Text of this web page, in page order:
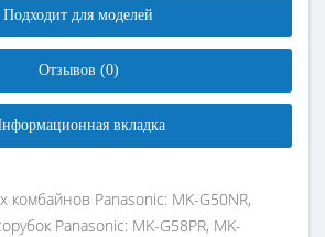
Подходит для моделей
Отзывов (0)
вкладка
комбайнов Panasonic: MK-G50NR,
Panasonic: MK-G58PR, MK-